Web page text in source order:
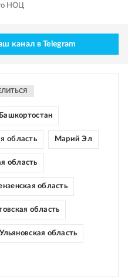
НОЦ
канал в Telegram
Башкортостан
область Марий Эл
область
область
область
Ульяновская область